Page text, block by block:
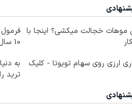
موهات خجالت میکشی؟ اینجا با
10 سال جوانتر شو😍
ارزی روی سهام تویوتا - کلیک
به
ترید